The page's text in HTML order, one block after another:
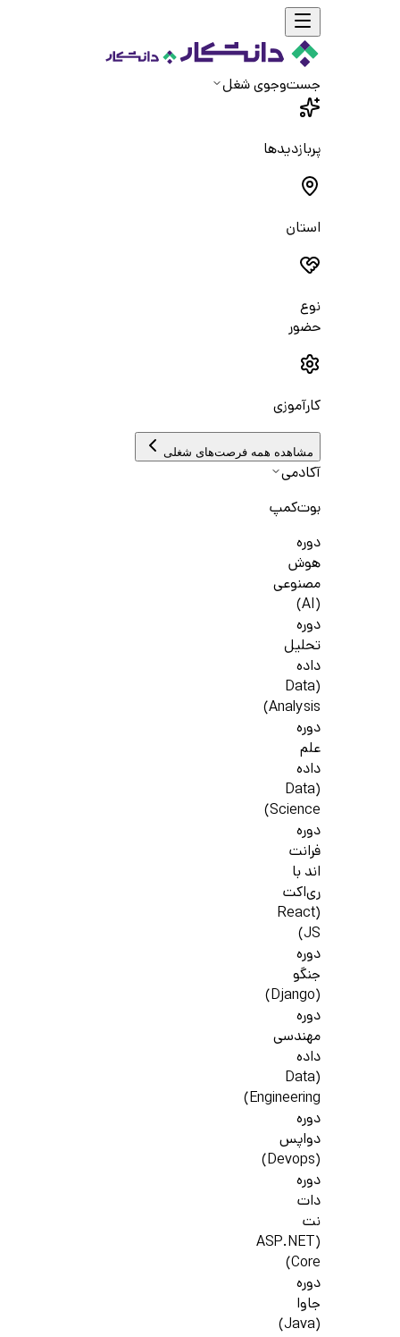
جست‌و‌جوی شغل
پربازدیدها
استان
نوع
حضور
کارآموزی
مشاهده همه فرصت‌های شغلی
آکادمی
بوت‌کمپ
دوره
هوش
مصنوعی
(AI)
دوره
تحلیل
داده
(Data
Analysis)
دوره
علم
داده
(Data
Science)
دوره
فرانت
اند با
ری‌اکت
(React
JS)
دوره
جنگو
(Django)
دوره
مهندسی
داده
(Data
Engineering)
دوره
دواپس
(Devops)
دوره
دات
نت
(ASP.NET
Core)
دوره
جاوا
(Java)